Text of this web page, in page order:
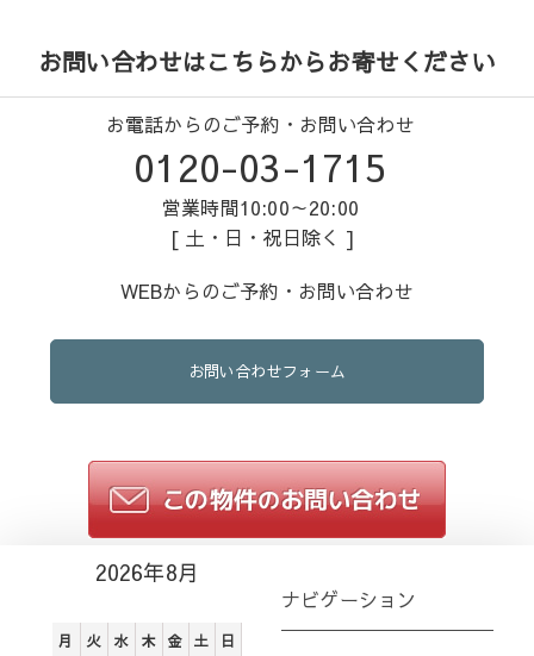
お問い合わせはこちらからお寄せください
お電話からのご予約・お問い合わせ
0120-03-1715
営業時間10:00～20:00
[ 土・日・祝日除く ]
WEBからのご予約・お問い合わせ
お問い合わせフォーム
2026年8月
月 火 水 木 金 土 日
ナビゲーション